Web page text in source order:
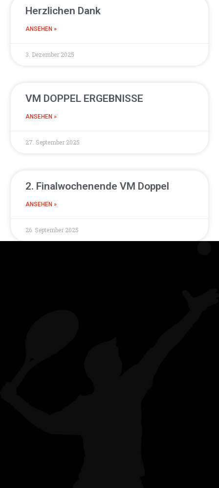
Herzlichen Dank
ANSEHEN »
3. Dezember 2025
VM DOPPEL ERGEBNISSE
ANSEHEN »
27. September 2025
2. Finalwochenende VM Doppel
ANSEHEN »
26. September 2025